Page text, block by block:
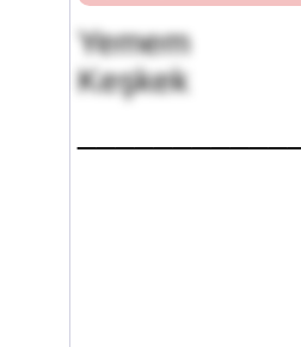
Yemem
Keşkek